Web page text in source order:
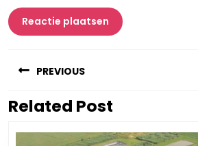
PREVIOUS
Vorig
Related Post